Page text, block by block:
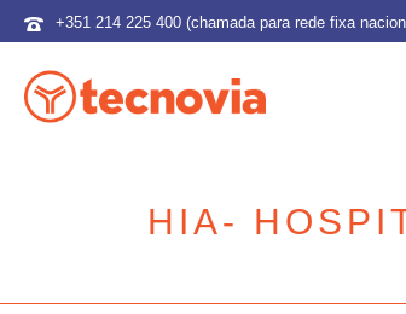
+351 214 225 400 (chamada para rede fixa
HIA-